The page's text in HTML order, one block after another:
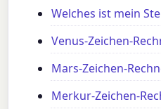
Welches ist mein
Venus-Zeichen-
Mars-Zeichen-
Merkur-Zeichen-